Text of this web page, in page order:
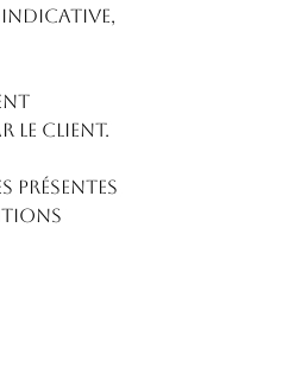
indicative,
le client.
présentes